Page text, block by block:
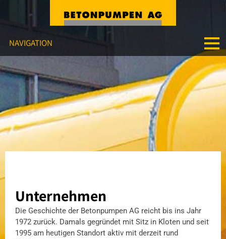
NAVIGATION
ÜBER UNS
ANGEBOT
MASCHINEN
REFERENZEN
KONTAKT
Unternehmen
Die Geschichte der Betonpumpen AG reicht bis ins Jahr
1972 zurück. Damals gegründet mit Sitz in Kloten und seit
1995 am heutigen Standort aktiv mit derzeit rund